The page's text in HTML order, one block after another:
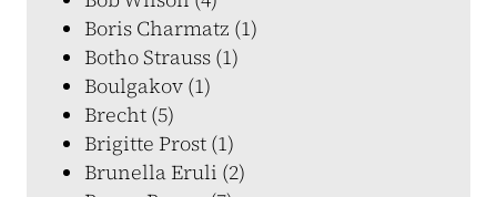
Boris Charmatz (1)
Botho Strauss (1)
Boulgakov (1)
Brecht (5)
Brigitte Prost (1)
Brunella Eruli (2)